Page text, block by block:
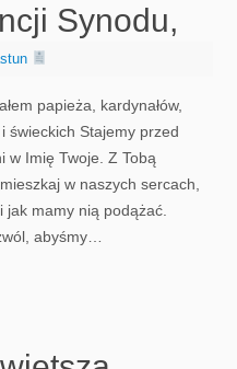
Synodu,
papieża, kardynałów,
świeckich Stajemy przed
w Imię Twoje. Z Tobą
w naszych sercach,
jak mamy nią podążać.
abyśmy…